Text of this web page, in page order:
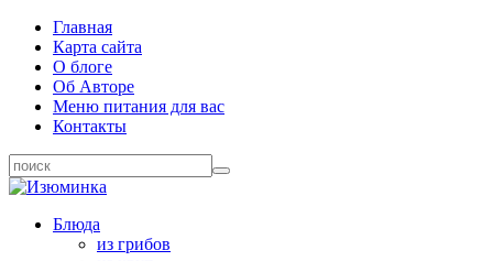
Главная
Карта сайта
О блоге
Об Авторе
Меню питания для вас
Контакты
Блюда
из грибов